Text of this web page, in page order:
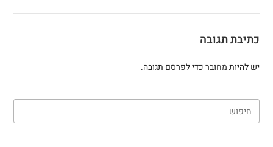
כתיבת תגובה
יש להיותמחוברכדי לפרסם תגובה.